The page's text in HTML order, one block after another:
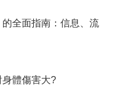
全面指南：信息、流
體傷害大?